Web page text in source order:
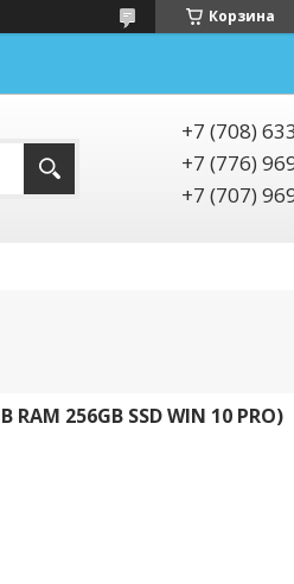
Корзина
+7 (708)
+7 (776)
+7 (707)
RAM 256GB SSD WIN 10 PRO)